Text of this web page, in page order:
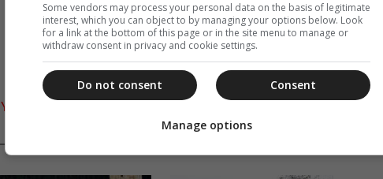
ΥΠΑΚΟΗ
Some vendors may process your personal data on the basis of legitimate
interest, which you can object to by managing your options below. Look
for a link at the bottom of this page or in the site menu to manage or
withdraw consent in privacy and cookie settings.
Consent
Do not consent
Manage options